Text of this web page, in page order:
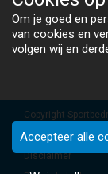
Copyright
Algemene
Disclaimer
Om je goed en
van cookies en
volgen wij en
het voor jou
Accepteer alle